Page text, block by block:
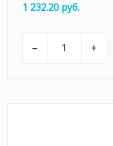
1 232.20 руб.
– +